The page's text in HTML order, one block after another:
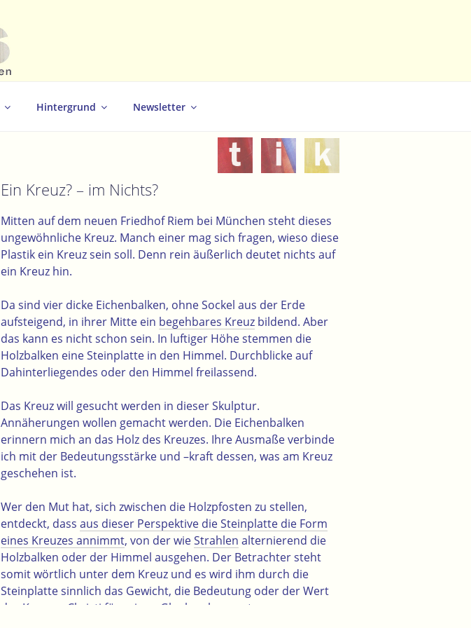
Hintergrund Newsletter
Ein Kreuz? – im Nichts?
Mitten auf dem neuen Friedhof Riem bei München steht dieses
ungewöhnliche Kreuz. Manch einer mag sich fragen, wieso diese
Plastik ein Kreuz sein soll. Denn rein äußerlich deutet nichts auf
ein Kreuz hin.
Da sind vier dicke Eichenbalken, ohne Sockel aus der Erde
aufsteigend, in ihrer Mitte ein begehbares Kreuz bildend. Aber
das kann es nicht schon sein. In luftiger Höhe stemmen die
Holzbalken eine Steinplatte in den Himmel. Durchblicke auf
Dahinterliegendes oder den Himmel freilassend.
Das Kreuz will gesucht werden in dieser Skulptur.
Annäherungen wollen gemacht werden. Die Eichenbalken
erinnern mich an das Holz des Kreuzes. Ihre Ausmaße verbinde
ich mit der Bedeutungsstärke und –kraft dessen, was am Kreuz
geschehen ist.
Wer den Mut hat, sich zwischen die Holzpfosten zu stellen,
entdeckt, dass aus dieser Perspektive die Steinplatte die Form
eines Kreuzes annimmt, von der wieStrahlen alternierend die
Holzbalken oder der Himmel ausgehen. Der Betrachter steht
somit wörtlich unter dem Kreuz und es wird ihm durch die
Steinplatte sinnlich das Gewicht, die Bedeutung oder der Wert
des Kreuzes Christi für seinen Glauben bewusst.